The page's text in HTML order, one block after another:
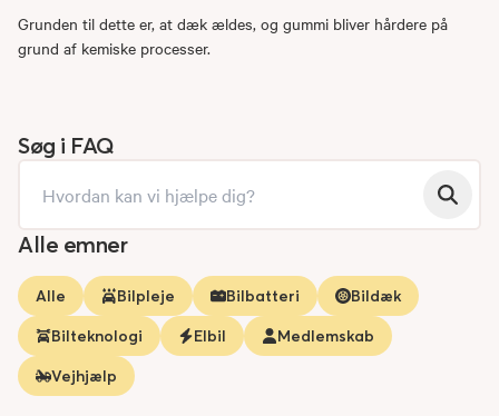
Grunden til dette er, at dæk ældes, og gummi bliver hårdere på
grund af kemiske processer.
Søg i FAQ
Alle emner
Alle Bilpleje Bilbatteri
Bildæk
Bilteknologi
Elbil
Medlemskab
Vejhjælp